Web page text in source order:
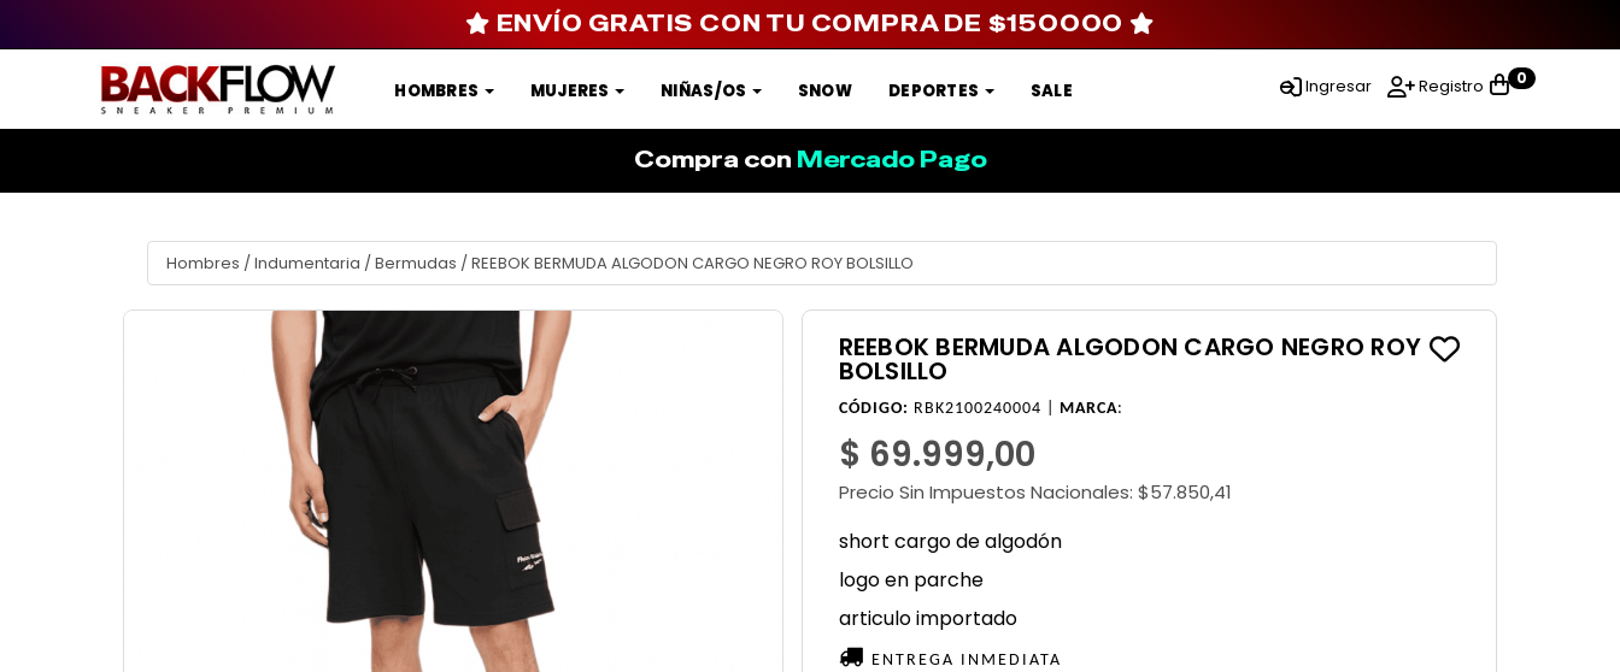
Ingresar Registro 0
HOMBRES MUJERES NIÑAS/OS SNOW DEPORTES SALE
ENVÍO GRATIS CON TU COMPRA DE $150000
Compra con Mercado Pago
Hombres / Indumentaria / Bermudas / REEBOK BERMUDA ALGODON CARGO NEGRO ROY BOLSILLO
REEBOK BERMUDA ALGODON CARGO NEGRO ROY
BOLSILLO
CÓDIGO: RBK2100240004 | MARCA:
$ 69.999,00
Precio Sin Impuestos Nacionales: $57.850,41
short cargo de algodón
logo en parche
articulo importado
ENTREGA INMEDIATA